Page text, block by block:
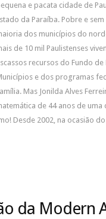
e pacata cidade de
da Paraíba. Pobre e
dos municípios do
de 10 mil Paulistenses
recursos do Fundo
e dos programas
Mas Jonilda Alves
de 44 anos de uma
Desde 2002, na ocasião
da Modern